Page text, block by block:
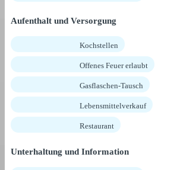
Aufenthalt und Versorgung
Kochstellen
Offenes Feuer erlaubt
Gasflaschen-Tausch
Lebensmittelverkauf
Restaurant
Unterhaltung und Information